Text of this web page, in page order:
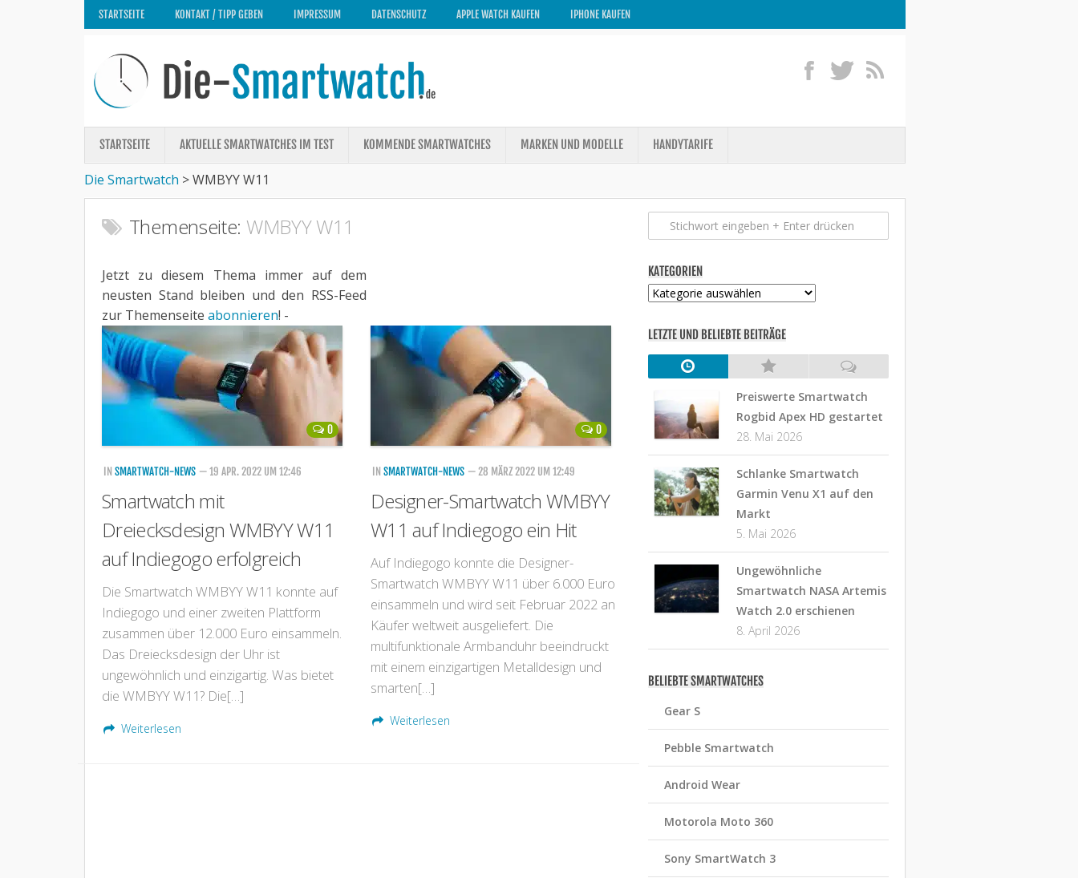
STARTSEITE KONTAKT / TIPP GEBEN IMPRESSUM DATENSCHUTZ APPLE WATCH KAUFEN IPHONE KAUFEN
STARTSEITE AKTUELLE SMARTWATCHES IM TEST KOMMENDE SMARTWATCHES MARKEN UND MODELLE HANDYTARIFE
Die Smartwatch >WMBYY W11
Themenseite: WMBYY W11
Jetzt zu diesem Thema immer auf dem
neusten Stand bleiben und den RSS-Feed
zur Themenseite abonnieren! -
0
IN SMARTWATCH-NEWS — 19 APR. 2022 UM 12:46
Smartwatch mit
Dreiecksdesign WMBYY W11
auf Indiegogo erfolgreich
Die Smartwatch WMBYY W11 konnte auf
Indiegogo und einer zweiten Plattform
zusammen über 12.000 Euro einsammeln.
Das Dreiecksdesign der Uhr ist
ungewöhnlich und einzigartig. Was bietet
die WMBYY W11? Die[…]
Weiterlesen
0
IN SMARTWATCH-NEWS — 28 MÄRZ 2022 UM 12:49
Designer-Smartwatch WMBYY
W11 auf Indiegogo ein Hit
Auf Indiegogo konnte die Designer-
Smartwatch WMBYY W11 über 6.000 Euro
einsammeln und wird seit Februar 2022 an
Käufer weltweit ausgeliefert. Die
multifunktionale Armbanduhr beeindruckt
mit einem einzigartigen Metalldesign und
smarten[…]
Weiterlesen
KATEGORIEN
Kategorien
LETZTE UND BELIEBTE BEITRÄGE
Preiswerte Smartwatch
Rogbid Apex HD gestartet
28. Mai 2026
Schlanke Smartwatch
Garmin Venu X1 auf den
Markt
5. Mai 2026
Ungewöhnliche
Smartwatch NASA Artemis
Watch 2.0 erschienen
8. April 2026
BELIEBTE SMARTWATCHES
Gear S
Pebble Smartwatch
Android Wear
Motorola Moto 360
Sony SmartWatch 3